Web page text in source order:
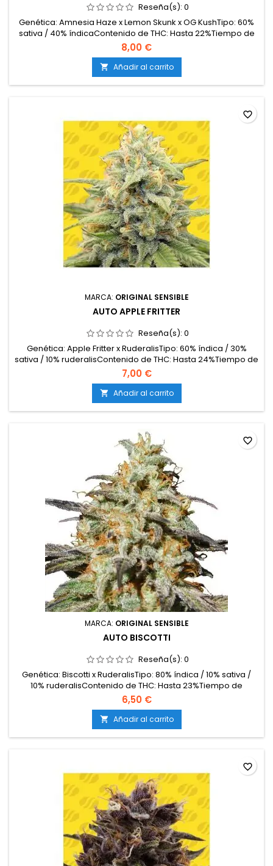
Reseña(s): 0
Genética: Amnesia Haze x Lemon Skunk x OG KushTipo: 60%
sativa / 40% índicaContenido de THC: Hasta 22%Tiempo de
floración: 8–9 semanas en interiorProducción en
interior: 500–600 g/m²Producción en exterior: 650–800
g/plantaAltura: 100–130 cm en interior; hasta 220 cm en
exteriorAromas y sabores: Limón, incienso, kush, con
matices...
8,00 €
 Añadir al carrito
MARCA: ORIGINAL SENSIBLE
AUTO APPLE FRITTER
Reseña(s): 0
Genética: Apple Fritter x RuderalisTipo: 60% índica / 30%
sativa / 10% ruderalisContenido de THC: Hasta 24%Tiempo de
floración: 9–10 semanas desde la germinaciónProducción
en interior: 450–550 g/m²Producción en exterior: 80–160
g/plantaAltura: 90–120 cm en interior; hasta 140 cm en
exteriorAromas y sabores: Manzana dulce,...
7,00 €
 Añadir al carrito
favorite_border
MARCA: ORIGINAL SENSIBLE
AUTO BISCOTTI
Reseña(s): 0
Genética: Biscotti x RuderalisTipo: 80% índica / 10% sativa /
10% ruderalisContenido de THC: Hasta 23%Tiempo de
floración: 9–10 semanas desde la germinaciónProducción
en interior: 450–550 g/m²Producción en exterior: 80–150
g/plantaAltura: 80–110 cm en interior; hasta 130 cm en
exteriorAromas y sabores: Galleta dulce, vainilla,...
6,50 €
 Añadir al carrito
favorite_border
favorite_border